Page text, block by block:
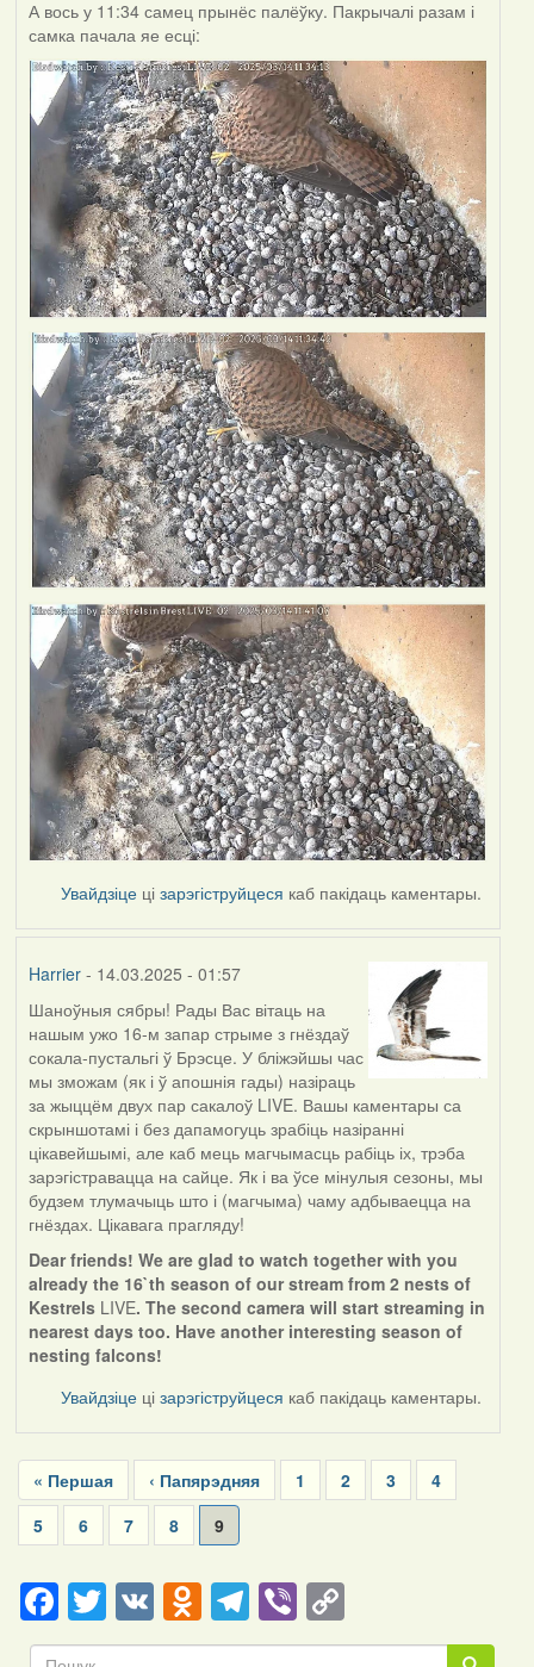
А вось у 11:34 самец прынёс палёўку. Пакрычалі разам і
самка пачала яе есці:
Увайдзіце цізарэгіструйцеся каб пакідаць каментары.
Harrier- 14.03.2025 - 01:57
Шаноўныя сябры! Рады Вас вітаць на
нашым ужо 16-м запар стрыме з гнёздаў
сокала-пустальгі ў Брэсце. У бліжэйшы час
мы зможам (як і ў апошнія гады) назіраць
за жыццём двух пар сакалоў LIVE. Вашы каментары са
скрыншотамі і без дапамогуць зрабіць назіранні
цікавейшымі, але каб мець магчымасць рабіць іх, трэба
зарэгістравацца на сайце. Як і ва ўсе мінулыя сезоны, мы
будзем тлумачыць што і (магчыма) чаму адбываецца на
гнёздах. Цікавага прагляду!
Dear friends! We are glad to watch together with you
already the 16`th season of our stream from 2 nests of
KestrelsLIVE. The second camera will start streaming in
nearest days too. Have another interesting season of
nesting falcons!
Увайдзіце цізарэгіструйцеся каб пакідаць каментары.
Pagination
First
page
« Першая
Previous
page
‹ Папярэдняя Page
1 Page
2 Page
3 Page
4
Page
5 Page
6 Page
7 Page
8
Current
page
9
Facebook
Twitter
VKOdnoklassniki
Telegram
ViberCopy
Link Пошук